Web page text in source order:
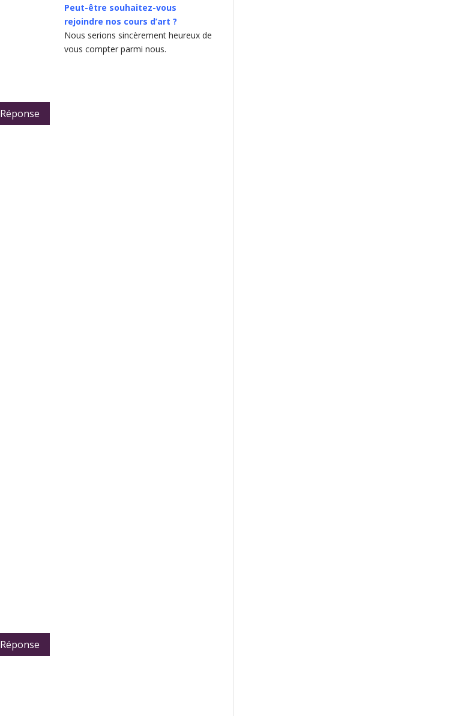
Réponse
Réponse
Peut-être souhaitez-vous
rejoindre nos cours d’art ?
Nous serions sincèrement heureux de
vous compter parmi nous.